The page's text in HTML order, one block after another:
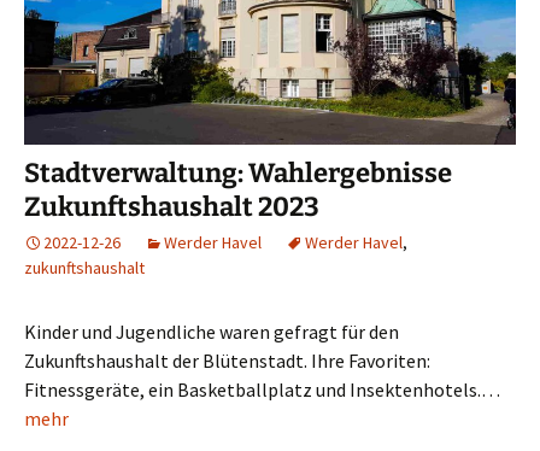
Stadtverwaltung: Wahlergebnisse
Zukunftshaushalt 2023
2022-12-26 Werder Havel Werder Havel,
zukunftshaushalt
Kinder und Jugendliche waren gefragt für den
Zukunftshaushalt der Blütenstadt. Ihre Favoriten:
Fitnessgeräte, ein Basketballplatz und Insektenhotels.…
mehr